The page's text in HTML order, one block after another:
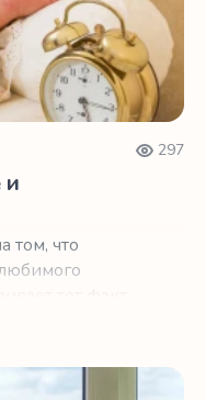
297
и
том, что
помогут